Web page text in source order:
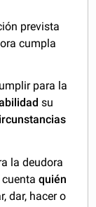
prevista
cumpla
para la
su
la deudora
cuentaquién
dar, hacer o